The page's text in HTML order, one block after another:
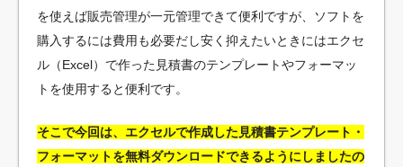
を使えば販売管理が一元管理できて便利ですが、ソフトを
購入するには費用も必要だし安く抑えたいときにはエクセ
ル（Excel）で作った見積書のテンプレートやフォーマッ
トを使用すると便利です。
そこで今回は、エクセルで作成した見積書テンプレート・
フォーマットを無料ダウンロードできるようにしましたの